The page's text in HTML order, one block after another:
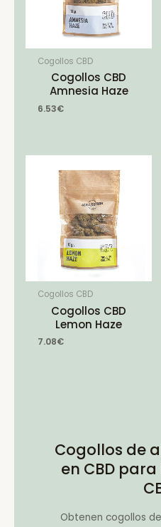
Cogollos CBD
Cogollos CBD
Amnesia Haze
6.53€
Cogollos CBD
Cogollos CBD
Lemon Haze
7.08€
Cogollos de
en CBD
Obtenen cogollos